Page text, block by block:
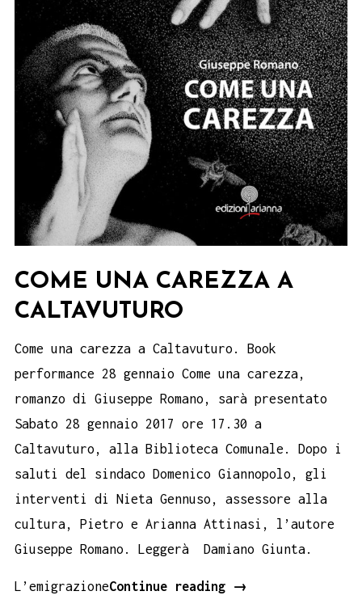
COME UNA CAREZZA A
CALTAVUTURO
Come una carezza a Caltavuturo. Book
performance 28 gennaio Come una carezza,
romanzo di Giuseppe Romano, sarà presentato
Sabato 28 gennaio 2017 ore 17.30 a
Caltavuturo, alla Biblioteca Comunale. Dopo i
saluti del sindaco Domenico Giannopolo, gli
interventi di Nieta Gennuso, assessore alla
cultura, Pietro e Arianna Attinasi, l’autore
Giuseppe Romano. Leggerà Damiano Giunta.
L’emigrazioneContinue reading
Come
→